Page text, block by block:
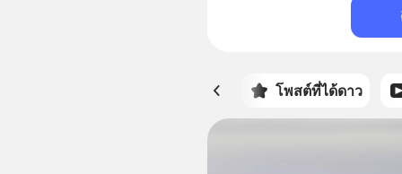
หน้าหลัก โพสต์ที่ได้ดาว